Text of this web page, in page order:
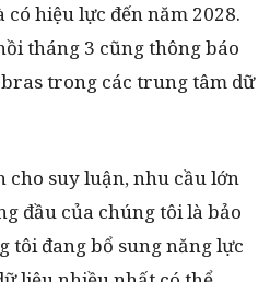
hiệu lực đến năm 2028.
tháng 3 cũng thông báo
trong các trung tâm dữ
cho suy luận, nhu cầu lớn
đầu của chúng tôi là bảo
tôi đang bổ sung năng lực